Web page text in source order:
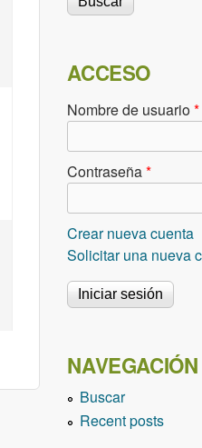
ACCESO
Nombre de usuario*
Contraseña*
Crear nueva cuenta
Solicitar una nueva
NAVEGACIÓN
Buscar
Recent posts